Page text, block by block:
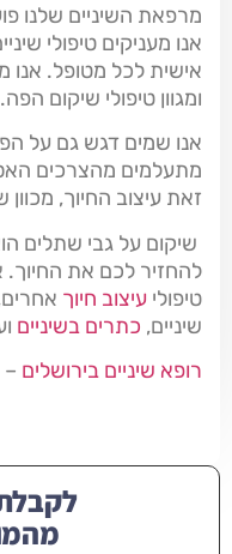
אנו מעניקים טיפולי
אישית לכל מטופל. אנו
ומגוון טיפולי שיקום הפה.
אנו שמים דגש גם על
מתעלמים מהצרכים
זאת עיצוב החיוך,
שיקום על גבי שתלים
להחזיר לכם את החיוך.
טיפולי עיצוב חיוך
שיניים, כתרים בשיניים
רופא שיניים בירושלים –